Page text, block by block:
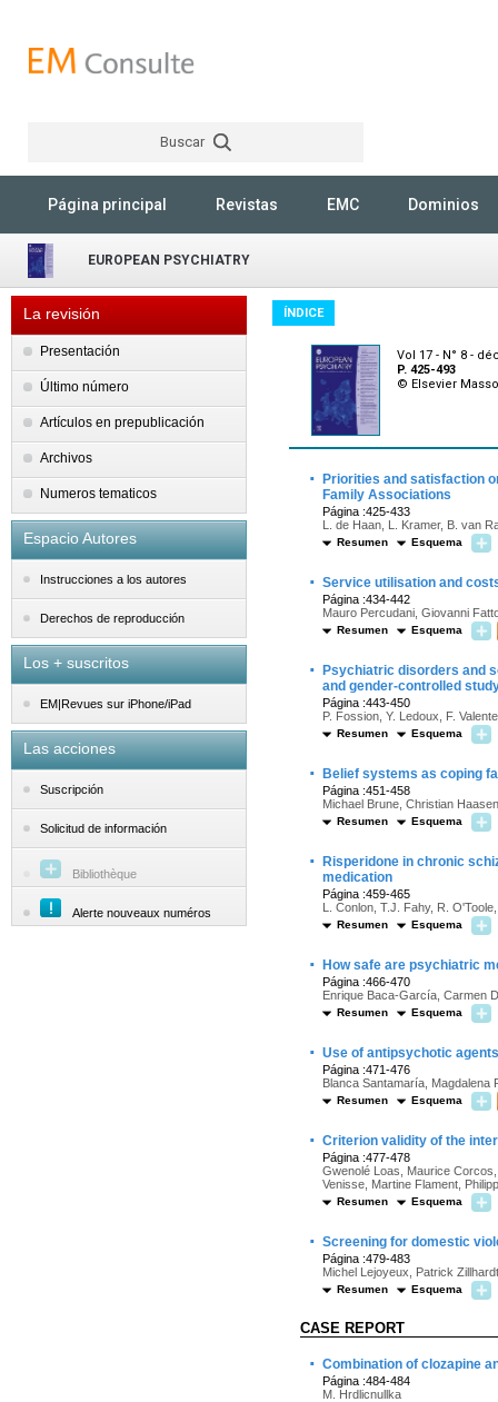
Buscar
Página principal Revistas EMC Dominios
EUROPEAN PSYCHIATRY
La revisión
Presentación
Último número
Artículos en prepublicación
Archivos
Numeros tematicos
Espacio Autores
Instrucciones a los autores
Derechos de reproducción
Los + suscritos
EM|Revues sur iPhone/iPad
Las acciones
Suscripción
Solicitud de información
Bibliothèque
Alerte nouveaux numéros
ÍNDICE
Vol 17 - N° 8 -
P. 425-493
© Elsevier
·
Priorities and satisfaction
Family Associations
Página :425-433
L. de Haan, L. Kramer, B. van
Resumen Esquema
· Service utilisation and
Página :434-442
Mauro Percudani, Giovanni
Resumen Esquema
·
Psychiatric disorders and
and gender-controlled
Página :443-450
P. Fossion, Y. Ledoux, F.
Resumen Esquema
· Belief systems as coping
Página :451-458
Michael Brune, Christian
Resumen Esquema
·
Risperidone in chronic
medication
Página :459-465
L. Conlon, T.J. Fahy, R.
Resumen Esquema
· How safe are psychiatric
Página :466-470
Enrique Baca-García, Carmen
Resumen Esquema
· Use of antipsychotic
Página :471-476
Blanca Santamaría, Magdalena
Resumen Esquema
· Criterion validity of the
Página :477-478
Gwenolé Loas, Maurice
Venisse, Martine Flament,
Resumen Esquema
· Screening for domestic
Página :479-483
Michel Lejoyeux, Patrick
Resumen Esquema
CASE REPORT
· Combination of clozapine
Página :484-484
M. Hrdlicnullka